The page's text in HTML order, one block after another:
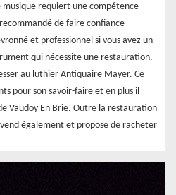
requiert une compétence
de faire confiance
et professionnel si vous avez un
qui nécessite une restauration.
au luthier Antiquaire Mayer. Ce
pour son savoir-faire et en plus il
Vaudoy En Brie. Outre la restauration
également et propose de racheter